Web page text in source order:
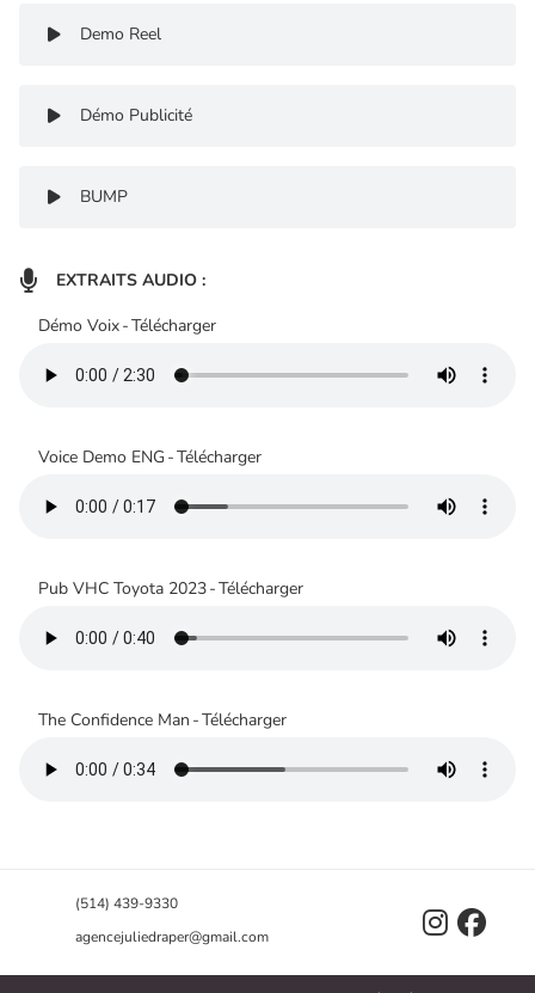
 Demo Reel
 Démo Publicité
 BUMP

EXTRAITS AUDIO :
Démo Voix-Télécharger
Voice Demo ENG -Télécharger
Pub VHC Toyota 2023-Télécharger
The Confidence Man -Télécharger
(514) 439-9330
agencejuliedraper@gmail.com
 